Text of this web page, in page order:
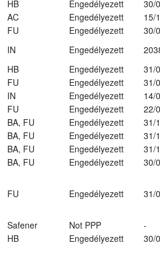
HB Engedélyezett
30/
AC Engedélyezett
15/
FU Engedélyezett
30/
IN Engedélyezett
HB Engedélyezett
31/
FU Engedélyezett
31/
IN Engedélyezett
14/
FU Engedélyezett
22/
BA, FU Engedélyezett
31/
BA, FU Engedélyezett
31/
BA, FU Engedélyezett
31/
BA, FU Engedélyezett
30/
FU Engedélyezett 31/
Safener Not PPP
-
HB Engedélyezett
30/